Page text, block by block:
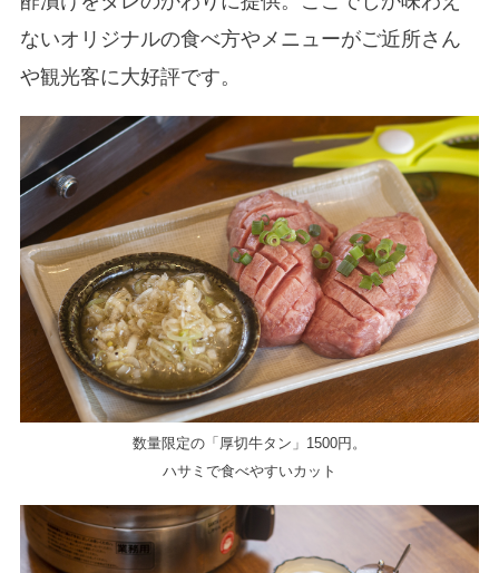
ないオリジナルの食べ方やメニューがご近所さん
や観光客に大好評です。
数量限定の「厚切牛タン」1500円。
ハサミで食べやすいカット